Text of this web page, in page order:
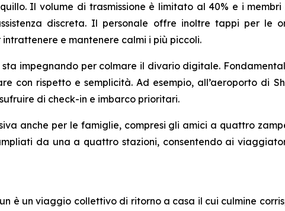
Il volume di trasmissione è limitato al 40% e i membri
discreta. Il personale offre inoltre tappi per le
e mantenere calmi i più piccoli.
impegnando per colmare il divario digitale.
con rispetto e semplicità. Ad esempio, all’aeroporto di
di check-in e imbarco prioritari.
anche per le famiglie, compresi gli amici a quattro
da una a quattro stazioni, consentendo ai
è un viaggio collettivo di ritorno a casa il cui culmine